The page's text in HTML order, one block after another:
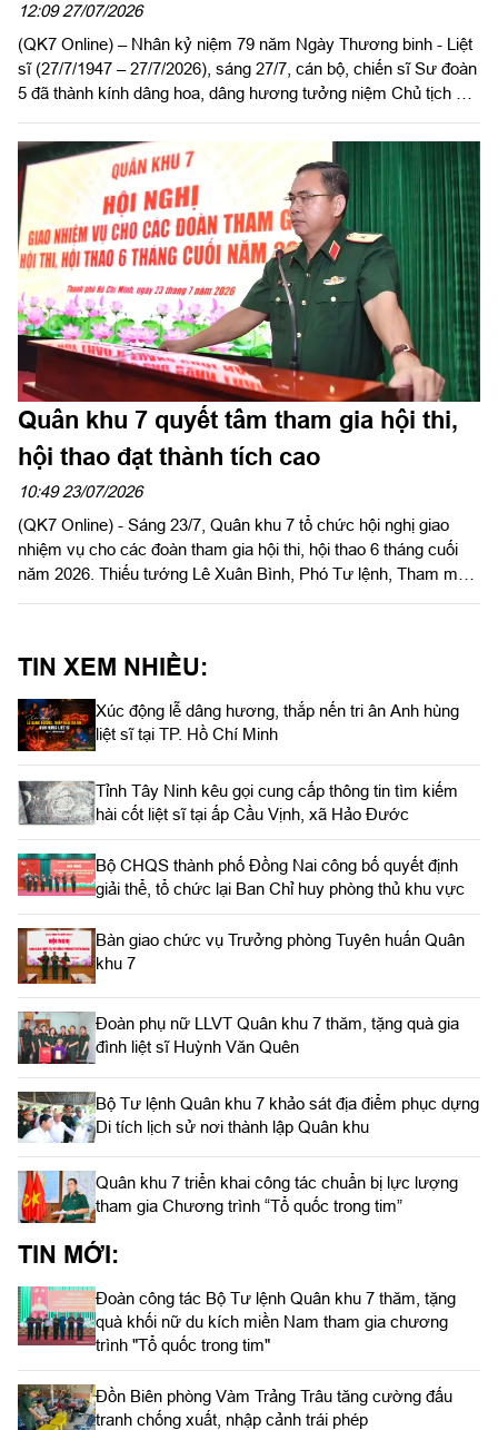
12:09 27/07/2026
(QK7 Online) – Nhân kỷ niệm 79 năm Ngày Thương binh - Liệt
sĩ (27/7/1947 – 27/7/2026), sáng 27/7, cán bộ, chiến sĩ Sư đoàn
5 đã thành kính dâng hoa, dâng hương tưởng niệm Chủ tịch Hồ
trang Liệt sĩ Châu Thành, tỉnh Tây Ninh. Dự và chủ trì buổi lễ có
Đại tá Huỳnh Việt Lê Kha, Sư đoàn trưởng; Đại tá Trần Hoàng
Giang, Bí thư Đảng ủy, Chính ủy Sư đoàn cùng thủ trưởng các
cơ quan, đơn vị.
Quân khu 7 quyết tâm tham gia hội thi,
hội thao đạt thành tích cao
10:49 23/07/2026
(QK7 Online) - Sáng 23/7, Quân khu 7 tổ chức hội nghị giao
nhiệm vụ cho các đoàn tham gia hội thi, hội thao 6 tháng cuối
năm 2026. Thiếu tướng Lê Xuân Bình, Phó Tư lệnh, Tham mưu
TIN XEM NHIỀU:
Xúc động lễ dâng hương, thắp nến tri ân Anh hùng
liệt sĩ tại TP. Hồ Chí Minh
Tỉnh Tây Ninh kêu gọi cung cấp thông tin tìm kiếm
hài cốt liệt sĩ tại ấp Cầu Vịnh, xã Hảo Đước
Bộ CHQS thành phố Đồng Nai công bố quyết định
giải thể, tổ chức lại Ban Chỉ huy phòng thủ khu vực
Bàn giao chức vụ Trưởng phòng Tuyên huấn Quân
khu 7
Đoàn phụ nữ LLVT Quân khu 7 thăm, tặng quà gia
đình liệt sĩ Huỳnh Văn Quên
Bộ Tư lệnh Quân khu 7 khảo sát địa điểm phục dựng
Di tích lịch sử nơi thành lập Quân khu
Quân khu 7 triển khai công tác chuẩn bị lực lượng
tham gia Chương trình “Tổ quốc trong tim”
TIN MỚI:
Đoàn công tác Bộ Tư lệnh Quân khu 7 thăm, tặng
quà khối nữ du kích miền Nam tham gia chương
trình "Tổ quốc trong tim"
Đồn Biên phòng Vàm Trảng Trâu tăng cường đấu
tranh chống xuất, nhập cảnh trái phép